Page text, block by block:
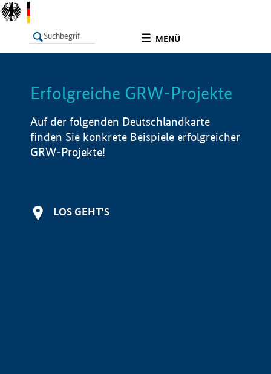
MENÜ
LISTE Info
Erfolgreiche GRW-Projekte
Auf der folgenden Deutschlandkarte
finden Sie konkrete Beispiele erfolgreicher
GRW-Projekte!
LOS GEHT'S